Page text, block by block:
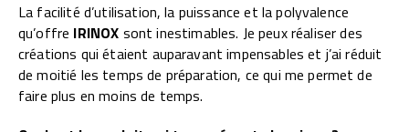
La facilité d’utilisation, la puissance et la polyvalence
qu’offre IRINOX sont inestimables. Je peux réaliser des
créations qui étaient auparavant impensables et j’ai réduit
de moitié les temps de préparation, ce qui me permet de
faire plus en moins de temps.